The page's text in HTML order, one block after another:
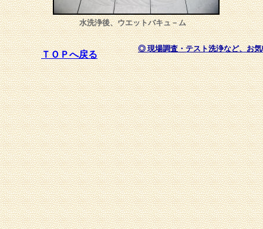
◎ 現場調査・テスト洗浄など、お
ＴＯＰへ戻る
水洗浄後、ウエットバキュ－ム